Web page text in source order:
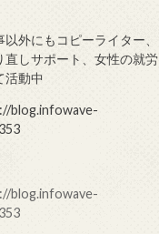
外にもコピーライター、
しサポート、女性の就労
活動中
blog.infowave-
blog.infowave-